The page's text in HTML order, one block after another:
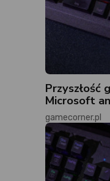
Przyszłość
Microsoft
gamecorner.pl